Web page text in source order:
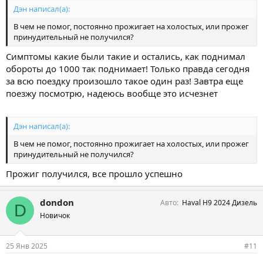
Дэн написал(а):
В чем не помог, постоянно прожигает на холостых, или прожег
принудительный не получился?
Симптомы какие были такие и остались, как поднимал
обороты до 1000 так поднимает! Только правда сегодня
за всю поездку произошло такое один раз! Завтра еще
поезжу посмотрю, надеюсь вообще это исчезнет
Дэн написал(а):
В чем не помог, постоянно прожигает на холостых, или прожег
принудительный не получился?
Прожиг получился, все прошло успешно
D dondon
Новичок
Авто Haval H9 2024 Дизель
25 Янв 2025 #11